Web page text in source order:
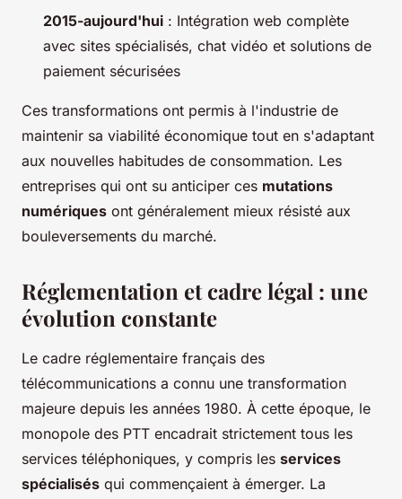
2015-aujourd'hui : Intégration web complète
avec sites spécialisés, chat vidéo et solutions de
paiement sécurisées
Ces transformations ont permis à l'industrie de
maintenir sa viabilité économique tout en s'adaptant
aux nouvelles habitudes de consommation. Les
entreprises qui ont su anticiper ces mutations
numériques ont généralement mieux résisté aux
bouleversements du marché.
Réglementation et cadre légal : une
évolution constante
Le cadre réglementaire français des
télécommunications a connu une transformation
majeure depuis les années 1980. À cette époque, le
monopole des PTT encadrait strictement tous les
services téléphoniques, y compris les services
spécialisés qui commençaient à émerger. La